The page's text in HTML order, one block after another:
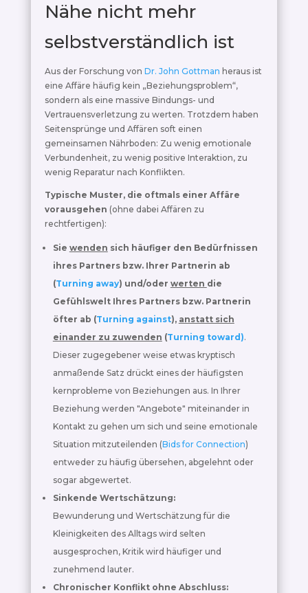
Nähe nicht mehr
selbstverständlich ist
Aus der Forschung von Dr. John Gottman heraus ist
eine Affäre häufig kein „Beziehungsproblem“,
sondern als eine massive Bindungs- und
Vertrauensverletzung zu werten. Trotzdem haben
Seitensprünge und Affären soft einen
gemeinsamen Nährboden: Zu wenig emotionale
Verbundenheit, zu wenig positive Interaktion, zu
wenig Reparatur nach Konflikten.
Typische Muster, die oftmals einer Affäre
vorausgehen (ohne dabei Affären zu
rechtfertigen):
Sie wenden sich häufiger den Bedürfnissen
ihres Partners bzw. Ihrer Partnerin ab
(Turning away) und/oder werten die
Gefühlswelt Ihres Partners bzw. Partnerin
öfter ab (Turning against), anstatt sich
einander zu zuwenden (Turning toward).
Dieser zugegebener weise etwas kryptisch
anmaßende Satz drückt eines der häufigsten
kernprobleme von Beziehungen aus. In Ihrer
Beziehung werden "Angebote" miteinander in
Kontakt zu gehen um sich und seine emotionale
Situation mitzuteilenden (Bids for Connection)
entweder zu häufig übersehen, abgelehnt oder
sogar abgewertet.
Sinkende Wertschätzung:
Bewunderung und Wertschätzung für die
Kleinigkeiten des Alltags wird selten
ausgesprochen, Kritik wird häufiger und
zunehmend lauter.
Chronischer Konflikt ohne Abschluss: